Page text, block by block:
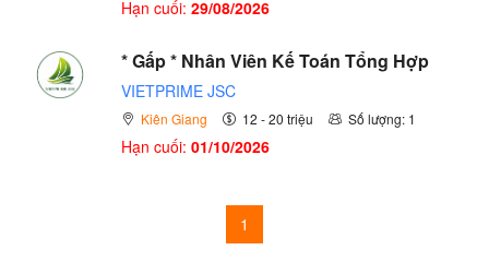
Hạn cuối: 29/08/2026
* Gấp * Nhân Viên Kế Toán Tổng Hợp
VIETPRIME JSC
Kiên Giang 12 - 20 triệu Số lượng: 1
Hạn cuối: 01/10/2026
1